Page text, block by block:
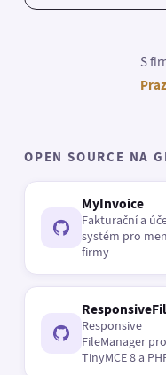
S
OPEN SOURCE NA
MyInvoice
Fakturační a
systém pro
firmy
Responsive
FileManager pro
TinyMCE 8 a